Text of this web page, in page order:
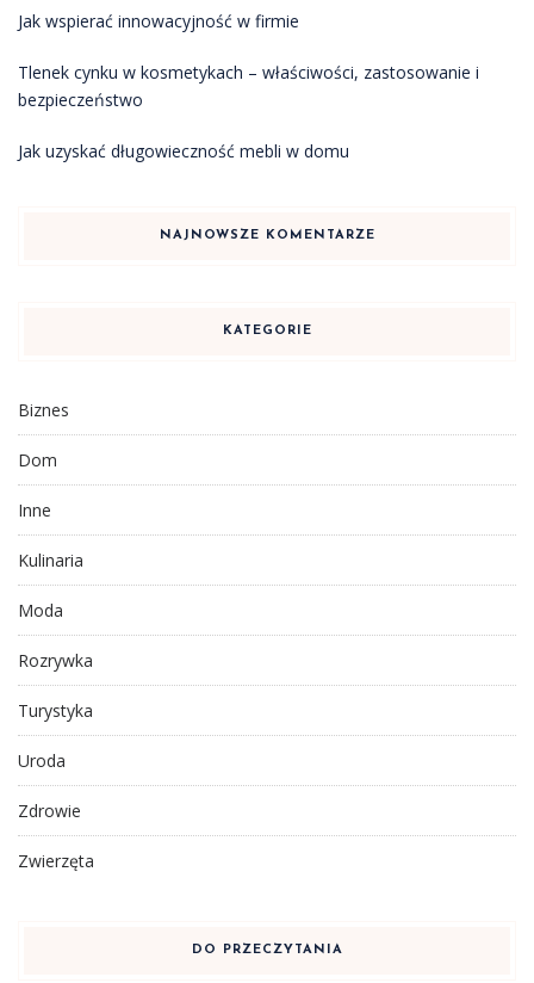
Jak wspierać innowacyjność w firmie
Tlenek cynku w kosmetykach – właściwości, zastosowanie i
bezpieczeństwo
Jak uzyskać długowieczność mebli w domu
NAJNOWSZE KOMENTARZE
KATEGORIE
Biznes
Dom
Inne
Kulinaria
Moda
Rozrywka
Turystyka
Uroda
Zdrowie
Zwierzęta
DO PRZECZYTANIA